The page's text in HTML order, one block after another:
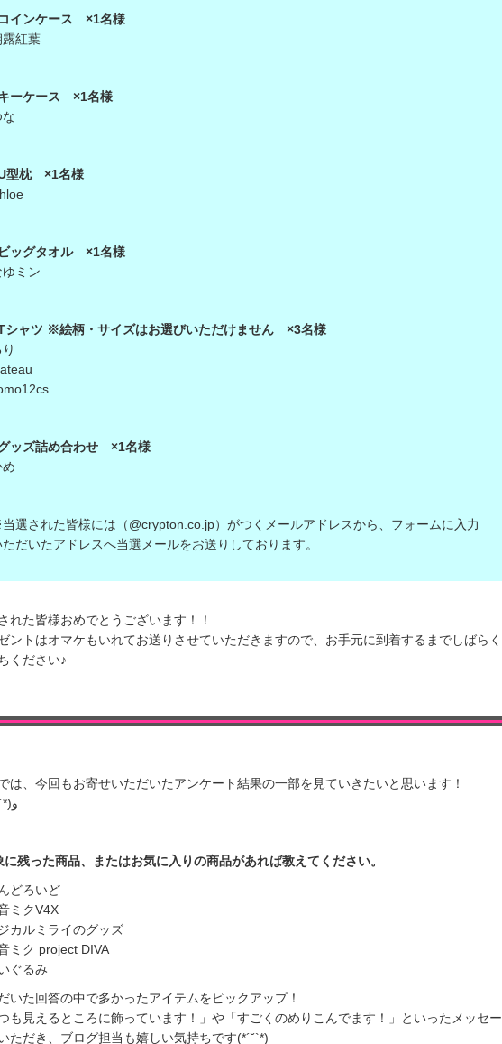
インケース ×1名様
露紅葉
ーケース ×1名様
な
型枕 ×1名様
ッグタオル ×1名様
ゆミン
シャツ ※絵柄・サイズはお選びいただけません ×3名様
ッズ詰め合わせ ×1名様
選された皆様には（@crypton.co.jp）がつくメールアドレスから、フォームに入力
ただいたアドレスへ当選メールをお送りしております。
れた皆様おめでとうございます！！
ントはオマケもいれてお送りさせていただきますので、お手元に到着するまでしばらく
ください♪
は、今回もお寄せいただいたアンケート結果の一部を見ていきたいと思います！
٩(ˊωˋ*)و
に残った商品、またはお気に入りの商品があれば教えてください。
どろいど
ミクV4X
カルミライのグッズ
ミク project DIVA
ぐるみ
いた回答の中で多かったアイテムをピックアップ！
つも見えるところに飾っています！」や「すごくのめりこんでます！」といったメッセー
ただき、ブログ担当も嬉しい気持ちです(*´˘`*)